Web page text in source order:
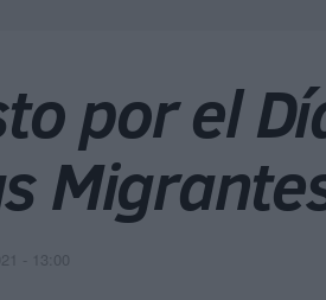
por el
- 13:00